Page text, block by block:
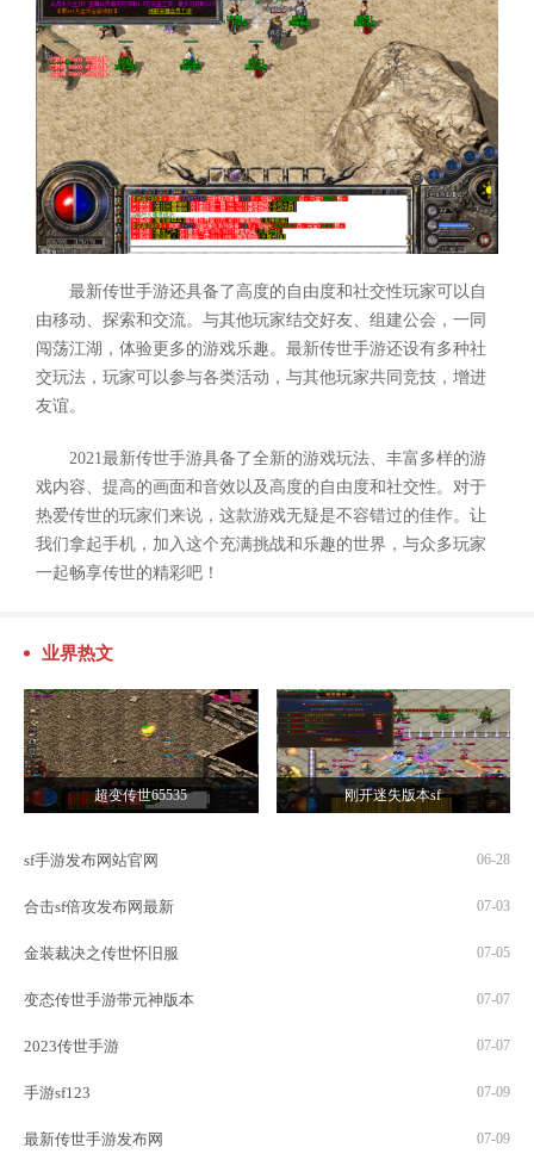
最新传世手游还具备了高度的自由度和社交性玩家可以自
由移动、探索和交流。与其他玩家结交好友、组建公会，一同
闯荡江湖，体验更多的游戏乐趣。最新传世手游还设有多种社
交玩法，玩家可以参与各类活动，与其他玩家共同竞技，增进
友谊。
2021最新传世手游具备了全新的游戏玩法、丰富多样的游
戏内容、提高的画面和音效以及高度的自由度和社交性。对于
热爱传世的玩家们来说，这款游戏无疑是不容错过的佳作。让
我们拿起手机，加入这个充满挑战和乐趣的世界，与众多玩家
一起畅享传世的精彩吧！
业界热文
超变传世65535 刚开迷失版本sf
sf手游发布网站官网 06-28
合击sf倍攻发布网最新 07-03
金装裁决之传世怀旧服 07-05
变态传世手游带元神版本 07-07
2023传世手游 07-07
手游sf123 07-09
最新传世手游发布网 07-09